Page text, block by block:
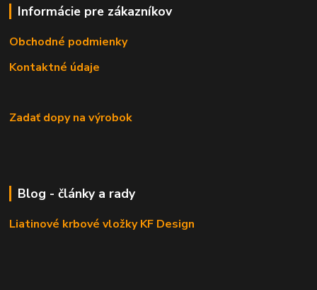
Informácie pre zákazníkov
Obchodné podmienky
Kontaktné údaje
Zadať dopy na výrobok
Blog - články a rady
Liatinové krbové vložky KF Design